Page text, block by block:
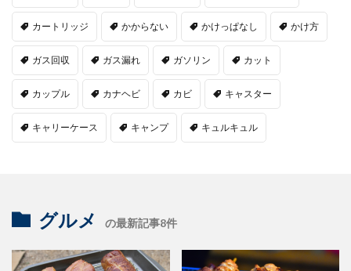
カートリッジ かからない かけっぱなし かけ方
ガス回収 ガス漏れ ガソリン カット
カップル カナヘビ カビ キャスター
キャリーケース キャンプ キュルキュル
グルメ の最新記事8件